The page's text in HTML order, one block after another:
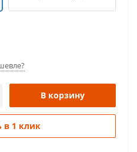
В корзину
в 1 клик